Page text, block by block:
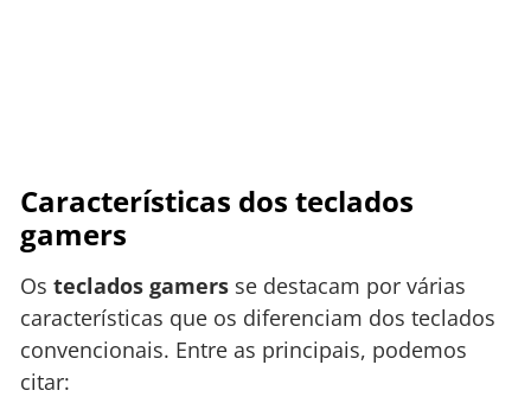
Características dos teclados
gamers
Os teclados gamers se destacam por várias
características que os diferenciam dos teclados
convencionais. Entre as principais, podemos
citar: